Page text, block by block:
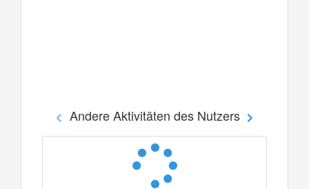
Andere Aktivitäten des Nutzers